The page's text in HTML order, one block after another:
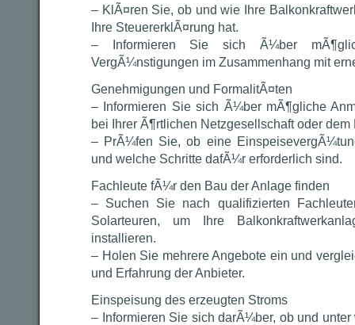
– KlÃ¤ren Sie, ob und wie Ihre
Ihre SteuererklÃ¤rung hat.
– Informieren Sie sich Ã¼ber
VergÃ¼nstigungen im Zusammenhang mit
Genehmigungen und FormalitÃ¤ten
– Informieren Sie sich Ã¼ber mÃ¶gliche
bei Ihrer Ã¶rtlichen Netzgesellschaft oder dem
– PrÃ¼fen Sie, ob eine
und welche Schritte dafÃ¼r erforderlich sind.
Fachleute fÃ¼r den Bau der Anlage finden
– Suchen Sie nach qualifizierten
Solarteuren, um Ihre
installieren.
– Holen Sie mehrere Angebote ein und
und Erfahrung der Anbieter.
Einspeisung des erzeugten Stroms
– Informieren Sie sich darÃ¼ber, ob und